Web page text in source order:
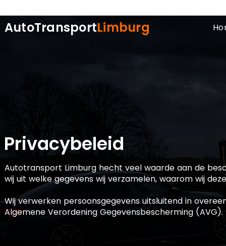
AutoTransportLimburg
Privacybeleid
Autotransport Limburg hecht veel waarde aan de
wij uit welke gegevens wij verzamelen, waarom wij
Wij verwerken persoonsgegevens uitsluitend in
Algemene Verordening Gegevensbescherming (AVG).